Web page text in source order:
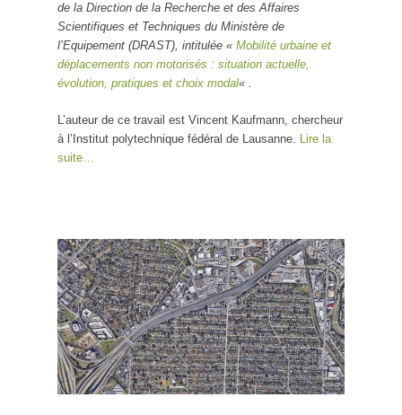
de la Direction de la Recherche et des Affaires
Scientifiques et Techniques du Ministère de
l’Equipement (DRAST), intitulée « Mobilité urbaine et
déplacements non motorisés : situation actuelle,
évolution, pratiques et choix modal« .
L’auteur de ce travail est Vincent Kaufmann, chercheur
à l’Institut polytechnique fédéral de Lausanne. Lire la
suite…